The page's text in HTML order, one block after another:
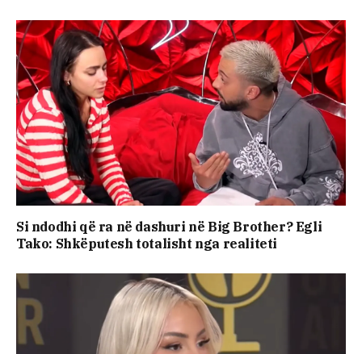
Si ndodhi që ra në dashuri në Big Brother? Egli
Tako: Shkëputesh totalisht nga realiteti